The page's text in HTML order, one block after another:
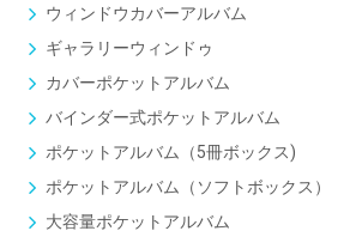
ウィンドウカバーアルバム
ギャラリーウィンドゥ
カバーポケットアルバム
バインダー式ポケットアルバム
ポケットアルバム（5冊ボックス)
ポケットアルバム（ソフトボックス）
大容量ポケットアルバム